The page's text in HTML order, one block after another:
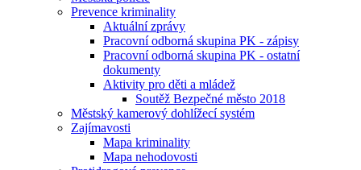
Prevence kriminality
Aktuální zprávy
Pracovní odborná skupina PK - zápisy
Pracovní odborná skupina PK - ostatní
dokumenty
Aktivity pro děti a mládež
Soutěž Bezpečné město 2018
Městský kamerový dohlížecí systém
Zajímavosti
Mapa kriminality
Mapa nehodovosti